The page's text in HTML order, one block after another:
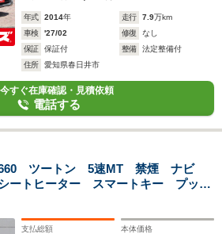
年式 2014年 走行 7.9万km
車検
'27/02 修復
なし
保証
保証付 整備
法定整備付
住所
愛知県春日井市
今すぐ在庫確認・見積依頼
電話する
660 ツートン 5速MT 禁煙 ナビ
トヒーター スマートキー プッシ
ホイール
支払総額 本体価格